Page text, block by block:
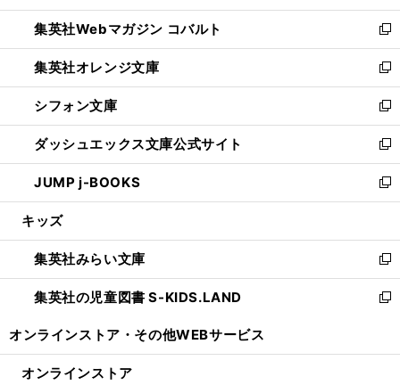
開
く
ウ
で
開
く
ン
ド
ウ
で
開
く
ウ
ィ
ン
ド
ウ
で
開
く
集英社Webマガジン コバルト
新
し
い
ウ
ィ
ン
ド
ウ
で
開
集英社オレンジ文庫
新
し
い
ウ
ィ
ン
ド
ウ
開
く
シフォン文庫
新
し
い
ウ
ィ
ン
ウ
で
開
く
ダッシュエックス文庫公式サイト
新
し
い
ウ
ン
ド
ウ
で
JUMP j-BOOKS
新
し
ウ
ィ
ン
ド
開
キッズ
集英社みらい文庫
新
し
い
ン
集英社の児童図書 S-KIDS.LAND
新
ウ
オンラインストア・ その他WEBサービス
オンラインストア